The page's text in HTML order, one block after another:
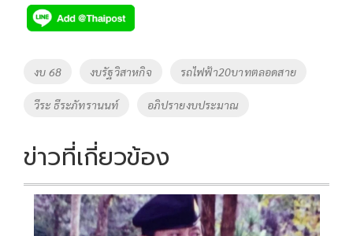
e
b
o
o
k
tt
er
p
y
Li
n
k
Tags
งบ 68 งบรัฐวิสาหกิจ รถไฟฟ้า20บาทตลอดสาย
วีระ ธีระภัทรานนท์ อภิปรายงบประมาณ
ข่าวที่เกี่ยวข้อง